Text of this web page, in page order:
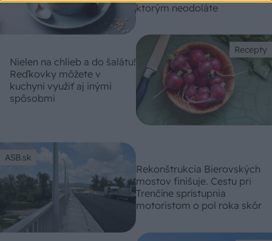
ktorým neodoláte
Recepty
Nielen na chlieb a do šalátu!
Reďkovky môžete v
kuchyni využiť aj inými
spôsobmi
ASB.sk
Rekonštrukcia Bierovských
mostov finišuje. Cestu pri
Trenčíne sprístupnia
motoristom o pol roka skôr